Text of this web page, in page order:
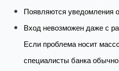
Появляются уведомления
Вход невозможен даже с
Если проблема носит
специалисты банка